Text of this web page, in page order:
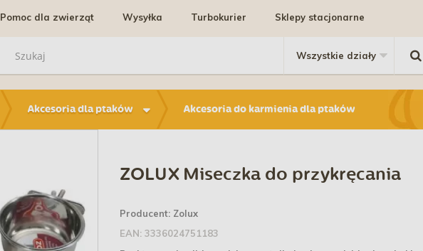
Pomoc dla zwierząt Wysyłka Turbokurier Sklepy stacjonarne
Akcesoria dla ptaków Akcesoria do karmienia dla ptaków
ZOLUX Miseczka do przykręcania
Producent: Zolux
EAN: 3336024751183